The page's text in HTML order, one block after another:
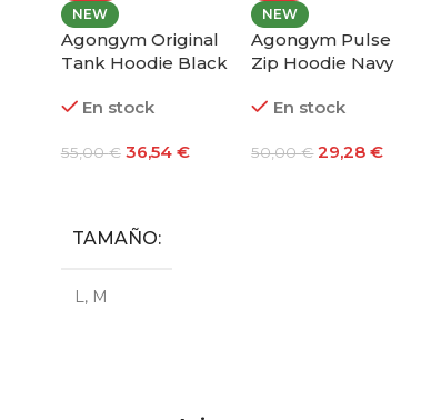
NEW
Agongym Original
Tank Hoodie Black
En stock
55,00€ 36,54 €
TAMAÑO
L, M
NEW
Agongym Pulse
Zip Hoodie Navy
En stock
50,00€ 29,28€